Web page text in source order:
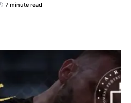
7 minute read